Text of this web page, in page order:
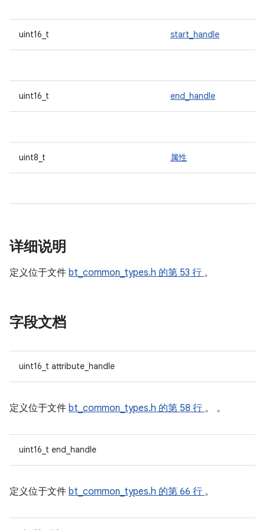
uint16_t start_handle
uint16_t end_handle
uint8_t 属性
详细说明
定义位于文件 bt_common_types.h 的第 53 行 。
字段文档
uint16_t attribute_handle
定义位于文件 bt_common_types.h 的第 58 行 。 。
uint16_t end_handle
定义位于文件 bt_common_types.h 的第 66 行 。